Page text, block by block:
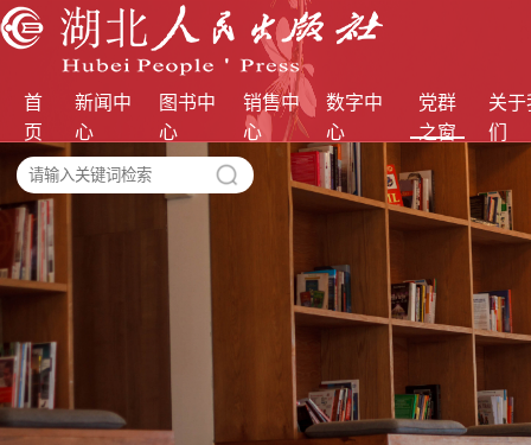
首
页
新闻中
心
图书中
心
销售中
心
数字中
心
党群
之窗
关
们